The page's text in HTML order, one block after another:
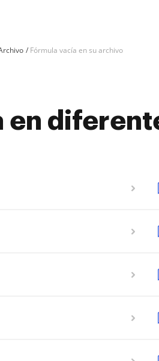
Fórmula vacía en su archivo
en